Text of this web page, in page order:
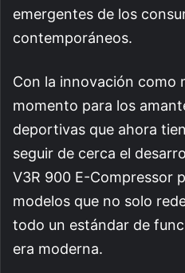
emergentes de los
contemporáneos.
Con la innovación como
momento para los
deportivas que ahora
seguir de cerca el
V3R 900 E-Compressor
modelos que no solo
todo un estándar de
era moderna.